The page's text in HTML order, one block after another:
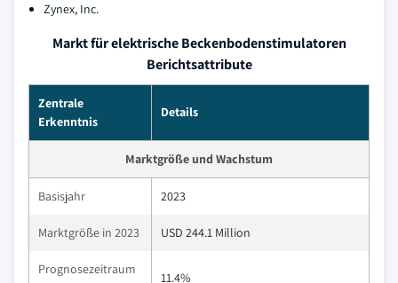
Zynex, Inc.
Markt für elektrische Beckenbodenstimulatoren
Berichtsattribute
Zentrale
Erkenntnis
Details
Marktgröße und Wachstum
Basisjahr 2023
Marktgröße in 2023 USD 244.1 Million
Prognosezeitraum
11.4%